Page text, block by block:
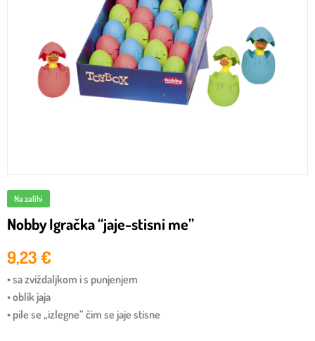
Na zalihi
Nobby Igračka “jaje-stisni me”
9,23€
• sa zviždaljkom i s punjenjem
• oblik jaja
• pile se „izlegne“ čim se jaje stisne